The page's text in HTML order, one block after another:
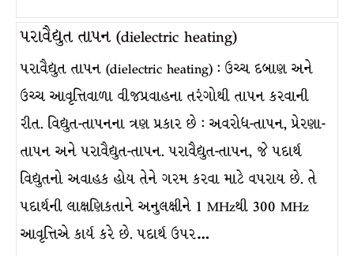
પરાવૈદ્યુત તાપન (dielectric heating)
પરાવૈદ્યુત તાપન (dielectric heating) : ઉચ્ચ દબાણ અને
ઉચ્ચ આવૃત્તિવાળા વીજપ્રવાહના તરંગોથી તાપન કરવાની
રીત. વિદ્યુત-તાપનના ત્રણ પ્રકાર છે : અવરોધ-તાપન, પ્રેરણા-
તાપન અને પરાવૈદ્યુત-તાપન. પરાવૈદ્યુત-તાપન, જે પદાર્થ
વિદ્યુતનો અવાહક હોય તેને ગરમ કરવા માટે વપરાય છે. તે
પદાર્થની લાક્ષણિકતાને અનુલક્ષીને 1 MHzથી 300 MHz
આવૃત્તિએ કાર્ય કરે છે. પદાર્થ ઉપર…